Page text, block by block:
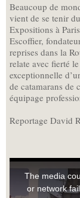
Beaucoup de
vient de se tenir
Expositions à
Escoffier,
reprises dans la
relate avec fierté
exceptionnelle
de catamarans de
équipage
Reportage David